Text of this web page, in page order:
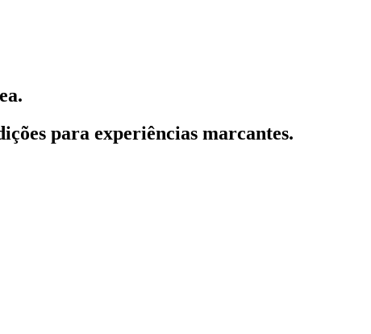
para experiências marcantes.